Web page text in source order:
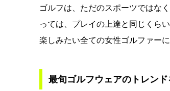
ゴルフは、ただのスポーツではな
っては、プレイの上達と同じくら
楽しみたい全ての女性ゴルファー
最旬ゴルフウェアのトレンド